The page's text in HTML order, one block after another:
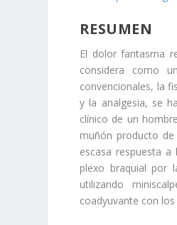
RESUMEN
El dolor fantasma
considera como
convencionales, la
y la analgesia, se
clínico de un
muñón producto
escasa respuesta
plexo braquial por
utilizando
coadyuvante con